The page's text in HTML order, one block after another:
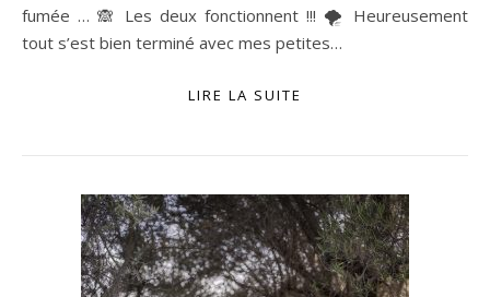
fumée … 🙈 Les deux fonctionnent !!! 🌪 Heureusement
tout s’est bien terminé avec mes petites…
LIRE LA SUITE